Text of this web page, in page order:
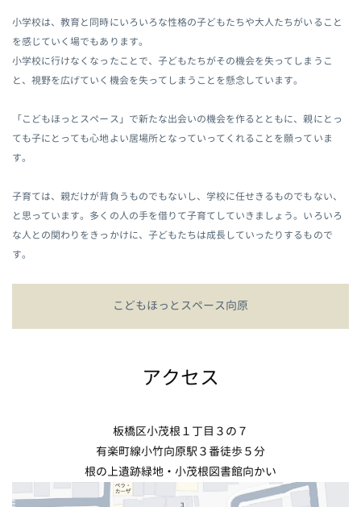
小学校は、教育と同時にいろいろな性格の子どもたちや大人たちがいること
を感じていく場でもあります。
小学校に行けなくなったことで、子どもたちがその機会を失ってしまうこ
と、視野を広げていく機会を失ってしまうことを懸念しています。
「こどもほっとスペース」で新たな出会いの機会を作るとともに、親にとっ
ても子にとっても心地よい居場所となっていってくれることを願っていま
す。
子育ては、親だけが背負うものでもないし、学校に任せきるものでもない、
と思っています。多くの人の手を借りて子育てしていきましょう。いろいろ
な人との関わりをきっかけに、子どもたちは成長していったりするもので
す。
こどもほっとスペース向原
アクセス
板橋区小茂根１丁目３の７
有楽町線小竹向原駅３番徒歩５分
根の上遺跡緑地・小茂根図書館向かい